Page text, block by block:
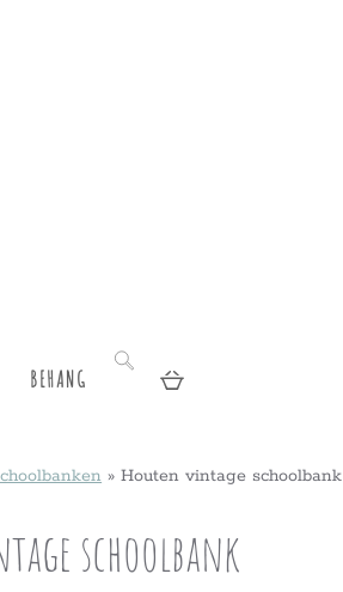
BEHANG
»Houten vintage schoolbank
schoolbank